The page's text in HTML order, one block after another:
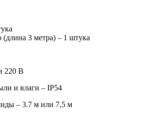
3 метра) – 1 штука
220 В
и влаги – IP54
– 3.7 м или 7,5 м